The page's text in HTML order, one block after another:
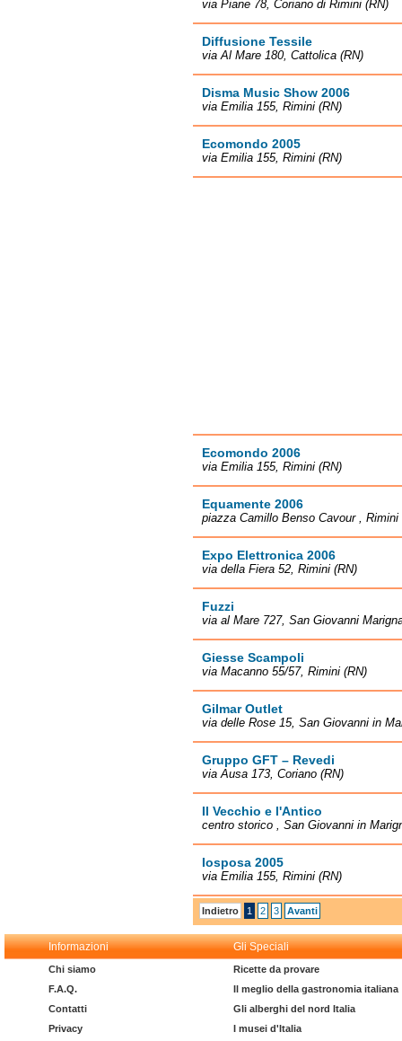
via Piane 78, Coriano di Rimini (RN)
Diffusione Tessile
via Al Mare 180, Cattolica (RN)
Disma Music Show 2006
via Emilia 155, Rimini (RN)
Ecomondo 2005
via Emilia 155, Rimini (RN)
Ecomondo 2006
via Emilia 155, Rimini (RN)
Equamente 2006
piazza Camillo Benso Cavour , Rimini
Expo Elettronica 2006
via della Fiera 52, Rimini (RN)
Fuzzi
via al Mare 727, San Giovanni
Giesse Scampoli
via Macanno 55/57, Rimini (RN)
Gilmar Outlet
via delle Rose 15, San Giovanni in
Gruppo GFT – Revedi
via Ausa 173, Coriano (RN)
Il Vecchio e l'Antico
centro storico , San Giovanni in
Iosposa 2005
via Emilia 155, Rimini (RN)
Indietro 1 2 3 Avanti
Informazioni Gli Speciali
Chi siamo
F.A.Q.
Contatti
Privacy
Ricette da provare
Il meglio della gastronomia italiana
Gli alberghi del nord Italia
I musei d'Italia